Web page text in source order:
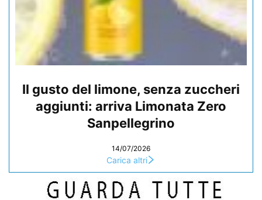
Il gusto del limone, senza zuccheri
aggiunti: arriva Limonata Zero
Sanpellegrino
14/07/2026
Carica altri